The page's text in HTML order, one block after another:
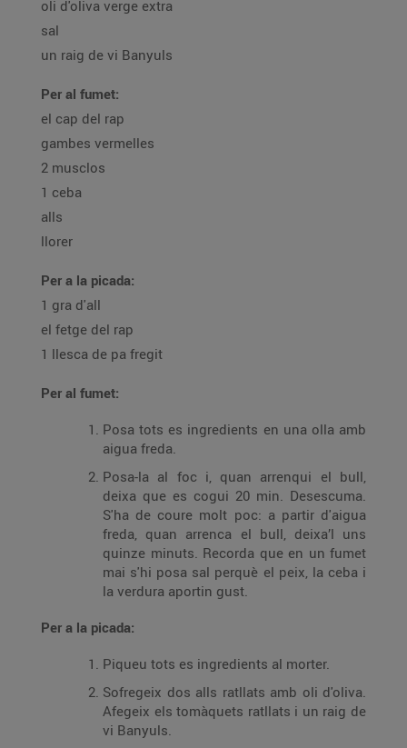
oli d'oliva verge extra
sal
un raig de vi Banyuls
Per al fumet:
el cap del rap
gambes vermelles
2 musclos
1 ceba
alls
llorer
Per a la picada:
1 gra d'all
el fetge del rap
1 llesca de pa fregit
Per al fumet:
Posa tots es ingredients en una olla amb
aigua freda.
Posa-la al foc i, quan arrenqui el bull,
deixa que es cogui 20 min. Desescuma.
S'ha de coure molt poc: a partir d'aigua
freda, quan arrenca el bull, deixa’l uns
quinze minuts. Recorda que en un fumet
mai s'hi posa sal perquè el peix, la ceba i
la verdura aportin gust.
Per a la picada:
Piqueu tots es ingredients al morter.
Sofregeix dos alls ratllats amb oli d'oliva.
Afegeix els tomàquets ratllats i un raig de
vi Banyuls.